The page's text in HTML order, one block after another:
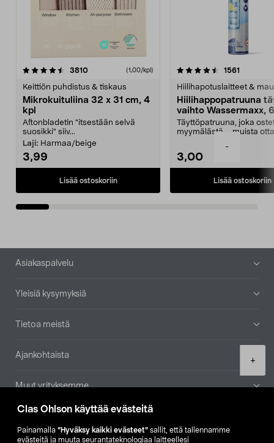
Clas Ohlson käyttää evästeitä
Painamalla ”Hyväksy kaikki evästeet” sallit, että tallennamme
evästeitä ja muuta seurantateknologiaa laitteellesi
-
+
3810arvostelut (1,00/kpl)
Keittiön puhdistus & tiskaus
Mikrokuituliina 32 x 31 cm, 4
kpl
Aftonbladetin "itsestään selvä
suosikki" siiv...
Laji: Harmaa/beige
3,99
Lisää ostoskoriin
4.5viidestä
1561
Hiilihapotuslaitteet &
Hiilihappopatruuna
vaihto Wassermaxx,
Täyttöpatruuna, joka
myymälästä – muista
3,00
Lisää ostoskoriin
4.5viidestä
Alatunniste
Asiakaspalvelu
Yleisiä kysymyksiä
Tietoa meistä
Ajankohtaista
Muut yrityksemme
Etsi myymälä